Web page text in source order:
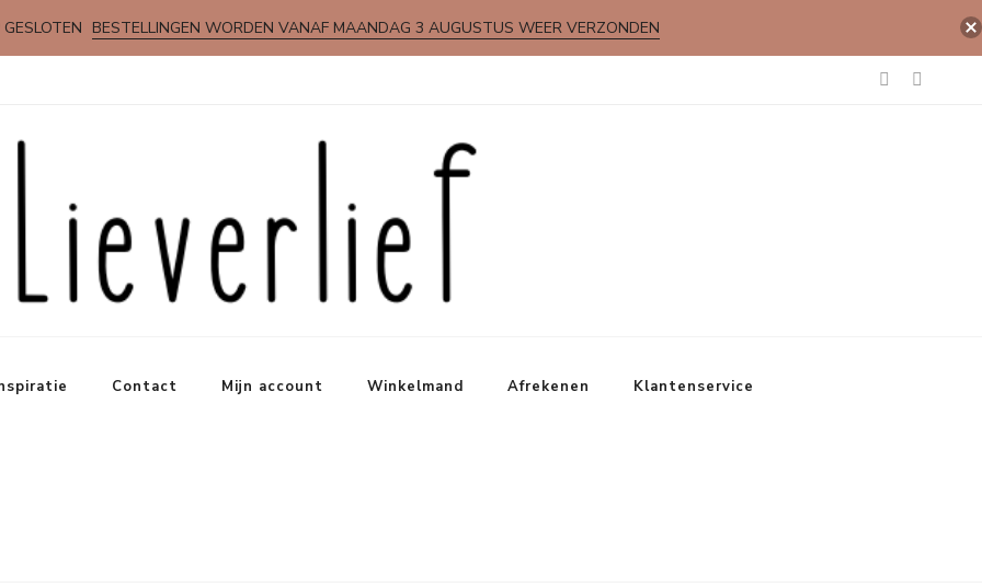
BESTELLINGEN WORDEN VANAF MAANDAG 3 AUGUSTUS WEER VERZONDEN
Contact Mijn account Winkelmand Afrekenen Klantenservice